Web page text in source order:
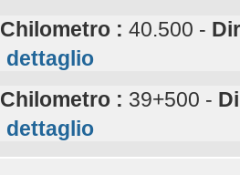
Chilometro : 40.500 -
dettaglio
Chilometro : 39+500 -
dettaglio